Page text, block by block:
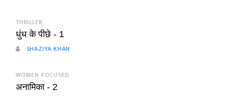
THRILLER
धुंध के पीछे - 1
SHAZIYA KHAN
WOMEN FOCUSED
अनामिका - 2